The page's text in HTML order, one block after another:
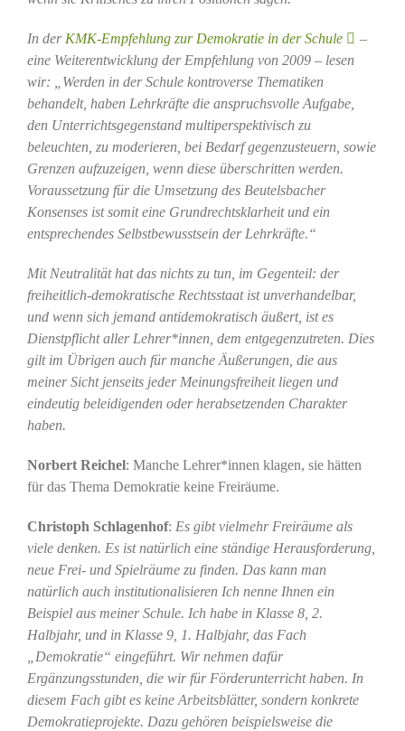
In der KMK-Empfehlung zur Demokratie in der Schule
–
eine Weiterentwicklung der Empfehlung von 2009 – lesen
wir: „Werden in der Schule kontroverse Thematiken
behandelt, haben Lehrkräfte die anspruchsvolle Aufgabe,
den Unterrichtsgegenstand multiperspektivisch zu
beleuchten, zu moderieren, bei Bedarf gegenzusteuern, sowie
Grenzen aufzuzeigen, wenn diese überschritten werden.
Voraussetzung für die Umsetzung des Beutelsbacher
Konsenses ist somit eine Grundrechtsklarheit und ein
entsprechendes Selbstbewusstsein der Lehrkräfte.“
Mit Neutralität hat das nichts zu tun, im Gegenteil: der
freiheitlich-demokratische Rechtsstaat ist unverhandelbar,
und wenn sich jemand antidemokratisch äußert, ist es
Dienstpflicht aller Lehrer*innen, dem entgegenzutreten. Dies
gilt im Übrigen auch für manche Äußerungen, die aus
meiner Sicht jenseits jeder Meinungsfreiheit liegen und
eindeutig beleidigenden oder herabsetzenden Charakter
haben.
Norbert Reichel: Manche Lehrer*innen klagen, sie hätten
für das Thema Demokratie keine Freiräume.
Christoph Schlagenhof: Es gibt vielmehr Freiräume als
viele denken. Es ist natürlich eine ständige Herausforderung,
neue Frei- und Spielräume zu finden. Das kann man
natürlich auch institutionalisieren Ich nenne Ihnen ein
Beispiel aus meiner Schule. Ich habe in Klasse 8, 2.
Halbjahr, und in Klasse 9, 1. Halbjahr, das Fach
„Demokratie“ eingeführt. Wir nehmen dafür
Ergänzungsstunden, die wir für Förderunterricht haben. In
diesem Fach gibt es keine Arbeitsblätter, sondern konkrete
Demokratieprojekte. Dazu gehören beispielsweise die